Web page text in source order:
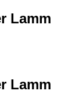
Lamm
Lamm